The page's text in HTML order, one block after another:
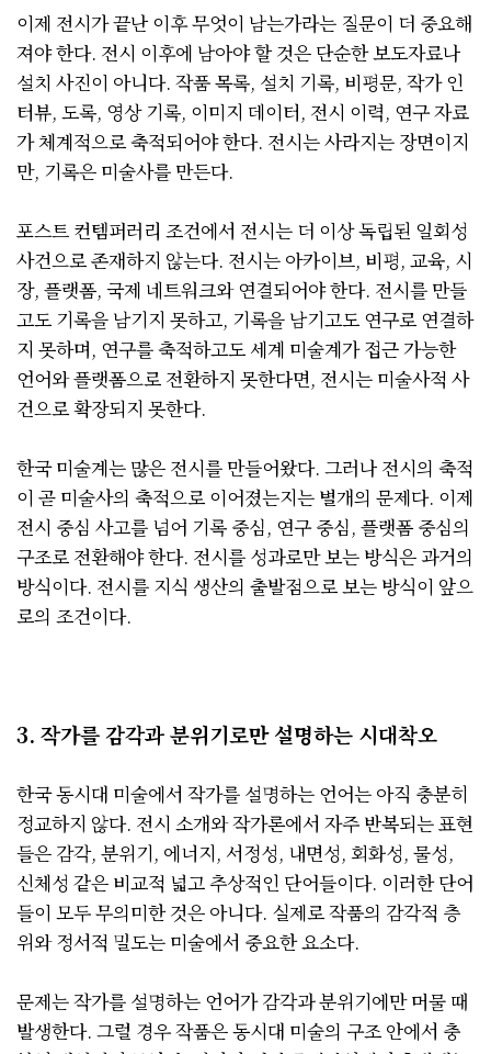
이제 전시가 끝난 이후 무엇이 남는가라는 질문이 더 중요해
져야 한다. 전시 이후에 남아야 할 것은 단순한 보도자료나
설치 사진이 아니다. 작품 목록, 설치 기록, 비평문, 작가 인
터뷰, 도록, 영상 기록, 이미지 데이터, 전시 이력, 연구 자료
가 체계적으로 축적되어야 한다. 전시는 사라지는 장면이지
만, 기록은 미술사를 만든다.
포스트 컨템퍼러리 조건에서 전시는 더 이상 독립된 일회성
사건으로 존재하지 않는다. 전시는 아카이브, 비평, 교육, 시
장, 플랫폼, 국제 네트워크와 연결되어야 한다. 전시를 만들
고도 기록을 남기지 못하고, 기록을 남기고도 연구로 연결하
지 못하며, 연구를 축적하고도 세계 미술계가 접근 가능한
언어와 플랫폼으로 전환하지 못한다면, 전시는 미술사적 사
건으로 확장되지 못한다.
한국 미술계는 많은 전시를 만들어왔다. 그러나 전시의 축적
이 곧 미술사의 축적으로 이어졌는지는 별개의 문제다. 이제
전시 중심 사고를 넘어 기록 중심, 연구 중심, 플랫폼 중심의
구조로 전환해야 한다. 전시를 성과로만 보는 방식은 과거의
방식이다. 전시를 지식 생산의 출발점으로 보는 방식이 앞으
로의 조건이다.
3. 작가를 감각과 분위기로만 설명하는 시대착오
한국 동시대 미술에서 작가를 설명하는 언어는 아직 충분히
정교하지 않다. 전시 소개와 작가론에서 자주 반복되는 표현
들은 감각, 분위기, 에너지, 서정성, 내면성, 회화성, 물성,
신체성 같은 비교적 넓고 추상적인 단어들이다. 이러한 단어
들이 모두 무의미한 것은 아니다. 실제로 작품의 감각적 층
위와 정서적 밀도는 미술에서 중요한 요소다.
문제는 작가를 설명하는 언어가 감각과 분위기에만 머물 때
발생한다. 그럴 경우 작품은 동시대 미술의 구조 안에서 충